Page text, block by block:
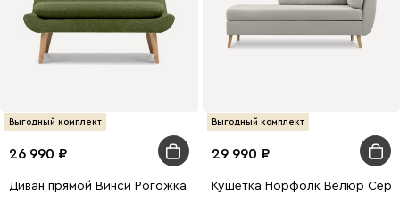
Выгодный комплект
26 990
Диван прямой Винси Рогожка Оливковый
Выгодный комплект
29 990
Кушетка Норфолк Велюр